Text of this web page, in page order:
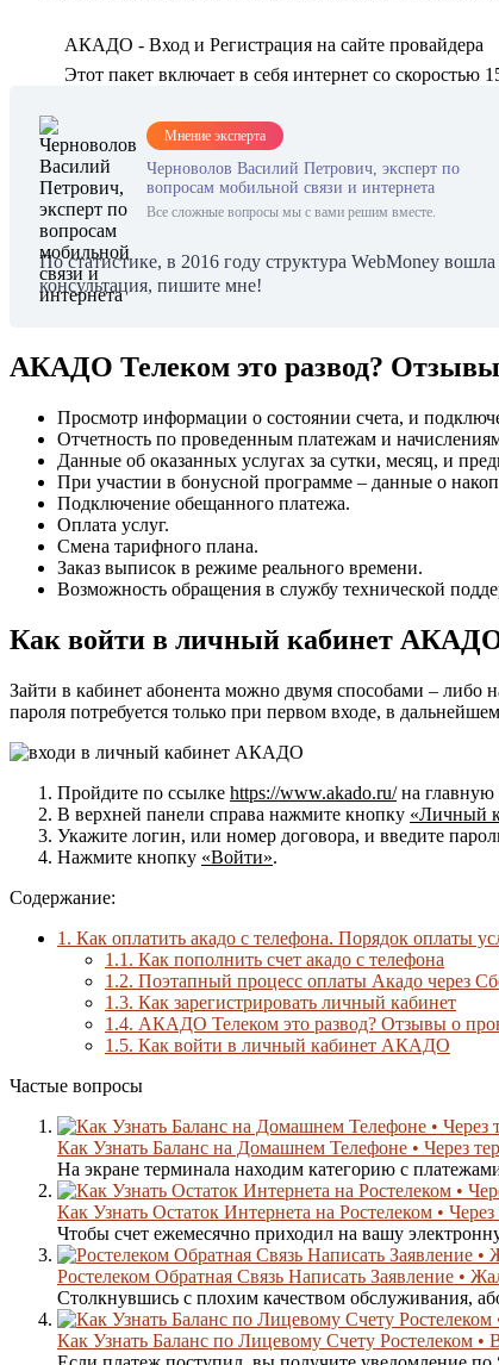
АКАДО - Вход и Регистрация на сайте провайдера
Этот пакет включает в себя интернет со
Мнение эксперта
Черноволов Василий Петрович, эксперт по
вопросам мобильной связи и интернета
Все сложные вопросы мы с вами решим вместе.
По статистике, в 2016 году структура WebMoney
консультация, пишите мне!
АКАДО Телеком это развод?
Просмотр информации о состоянии счета, и
Отчетность по проведенным платежам и
Данные об оказанных услугах за сутки, месяц, и
При участии в бонусной программе – данные о
Подключение обещанного платежа.
Оплата услуг.
Смена тарифного плана.
Заказ выписок в режиме реального времени.
Возможность обращения в службу технической
Как войти в личный кабинет
Зайти в кабинет абонента можно двумя способами – либо
пароля потребуется только при первом входе, в
Пройдите по ссылке https://www.akado.ru/на главную
В верхней панели справа нажмите кнопку «Личный
Укажите логин, или номер договора, и введите
Нажмите кнопку «Войти».
Содержание:
1. Как оплатить акадо с телефона. Порядок оплаты
1.1. Как пополнить счет акадо с телефона
1.2. Поэтапный процесс оплаты Акадо через
1.3. Как зарегистрировать личный кабинет
1.4. АКАДО Телеком это развод? Отзывы о
1.5. Как войти в личный кабинет АКАДО
Частые вопросы
Как Узнать Баланс на Домашнем Телефоне • Через
На экране терминала находим категорию с
Как Узнать Остаток Интернета на Ростелеком •
Чтобы счет ежемесячно приходил на вашу
Ростелеком Обратная Связь Написать Заявление •
Столкнувшись с плохим качеством обслуживания,
Как Узнать Баланс по Лицевому Счету Ростелеком •